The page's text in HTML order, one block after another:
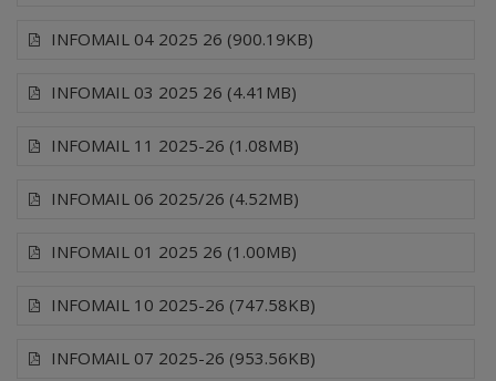
INFOMAIL 04 2025 26 (900.19KB)
INFOMAIL 03 2025 26 (4.41MB)
INFOMAIL 11 2025-26 (1.08MB)
INFOMAIL 06 2025/26 (4.52MB)
INFOMAIL 01 2025 26 (1.00MB)
INFOMAIL 10 2025-26 (747.58KB)
INFOMAIL 07 2025-26 (953.56KB)